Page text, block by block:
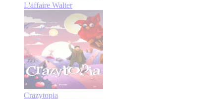
L'affaire Walter
Crazytopia